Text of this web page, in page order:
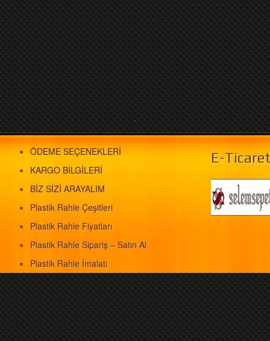
.
ÖDEME SEÇENEKLERİ
KARGO BİLGİLERİ
BİZ SİZİ ARAYALIM
Plastik Rahle Çeşitleri
Plastik Rahle Fiyatları
Plastik Rahle Sipariş – Satın Al
Plastik Rahle İmalatı
E-